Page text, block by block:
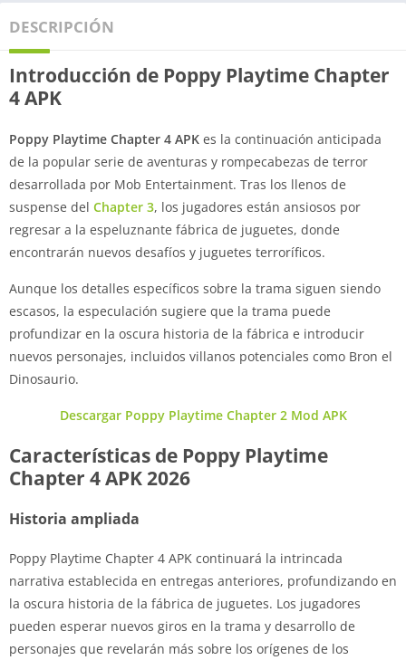
DESCRIPCIÓN
Introducción de Poppy Playtime Chapter
4 APK
Poppy Playtime Chapter 4 APK es la continuación anticipada
de la popular serie de aventuras y rompecabezas de terror
desarrollada por Mob Entertainment. Tras los llenos de
suspense del Chapter 3, los jugadores están ansiosos por
regresar a la espeluznante fábrica de juguetes, donde
encontrarán nuevos desafíos y juguetes terroríficos.
Aunque los detalles específicos sobre la trama siguen siendo
escasos, la especulación sugiere que la trama puede
profundizar en la oscura historia de la fábrica e introducir
nuevos personajes, incluidos villanos potenciales como Bron el
Dinosaurio.
Descargar Poppy Playtime Chapter 2 Mod APK
Características de Poppy Playtime
Chapter 4 APK 2026
Historia ampliada
Poppy Playtime Chapter 4 APK continuará la intrincada
narrativa establecida en entregas anteriores, profundizando en
la oscura historia de la fábrica de juguetes. Los jugadores
pueden esperar nuevos giros en la trama y desarrollo de
personajes que revelarán más sobre los orígenes de los